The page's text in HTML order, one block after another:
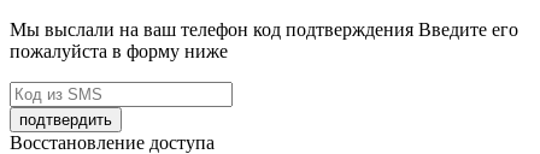
Мы выслали на ваш телефон код подтверждения Введите его
пожалуйста в форму ниже
подтвердить
Восстановление доступа